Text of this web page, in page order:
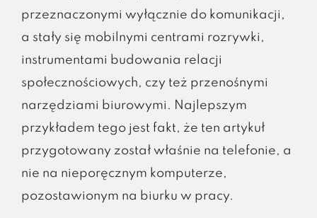
przeznaczonymi wyłącznie do komunikacji,
a stały się mobilnymi centrami rozrywki,
instrumentami budowania relacji
społecznościowych, czy też przenośnymi
narzędziami biurowymi. Najlepszym
przykładem tego jest fakt, że ten artykuł
przygotowany został właśnie na telefonie, a
nie na nieporęcznym komputerze,
pozostawionym na biurku w pracy.